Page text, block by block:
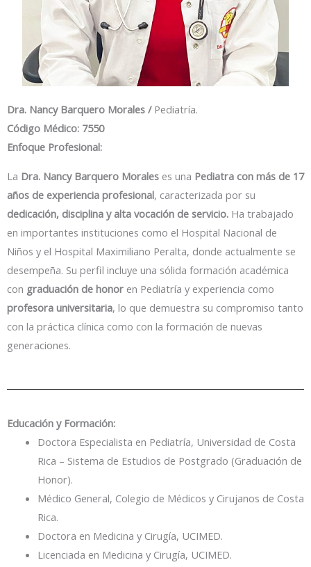
Dra. Nancy Barquero Morales / Pediatría.
Código Médico: 7550
Enfoque Profesional:
La Dra. Nancy Barquero Morales es una Pediatra con más de 17
años de experiencia profesional, caracterizada por su
dedicación, disciplina y alta vocación de servicio. Ha trabajado
en importantes instituciones como el Hospital Nacional de
Niños y el Hospital Maximiliano Peralta, donde actualmente se
desempeña. Su perfil incluye una sólida formación académica
con graduación de honor en Pediatría y experiencia como
profesora universitaria, lo que demuestra su compromiso tanto
con la práctica clínica como con la formación de nuevas
generaciones.
Educación y Formación:
Doctora Especialista en Pediatría, Universidad de Costa
Rica – Sistema de Estudios de Postgrado (Graduación de
Honor).
Médico General, Colegio de Médicos y Cirujanos de Costa
Rica.
Doctora en Medicina y Cirugía, UCIMED.
Licenciada en Medicina y Cirugía, UCIMED.